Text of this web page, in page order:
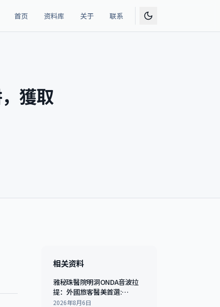
首页 资料库 关于 联系
獲取
相关资料
雅秘珠醫院明洞ONDA音波拉
提：外國旅客醫美首選:
Everything You Need to
2026年8月6日